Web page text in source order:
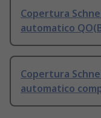
Copertura
automatico
Copertura
automatico